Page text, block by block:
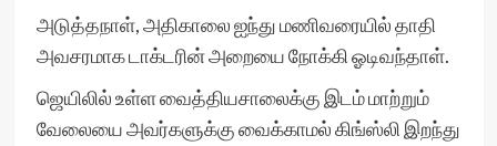
அடுத்தநாள், அதிகாலை ஐந்து மணிவரையில் தாதி
அவசரமாக டாக்டரின் அறையை நோக்கி ஓடிவந்தாள்.
ஜெயிலில் உள்ள வைத்தியசாலைக்கு இடம் மாற்றும்
வேலையை அவர்களுக்கு வைக்காமல் கிங்ஸ்லி இறந்து